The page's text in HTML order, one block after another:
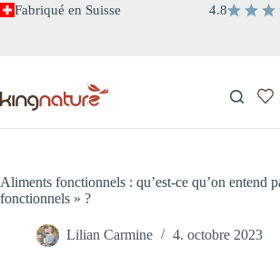
Passer
Fabriqué en Suisse 4.8
Aliments fonctionnels : qu’est-ce qu’on entend
fonctionnels » ?
Lilian Carmine 4. octobre 2023